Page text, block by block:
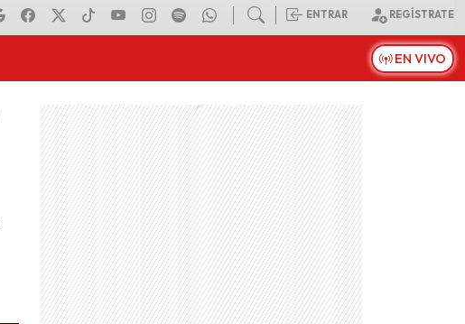
ENTRAR REGÍSTRATE
EN VIVO